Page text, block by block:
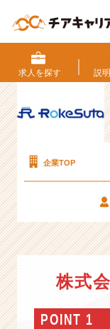
求人を探す 説
企業TOP
株式
POINT 1